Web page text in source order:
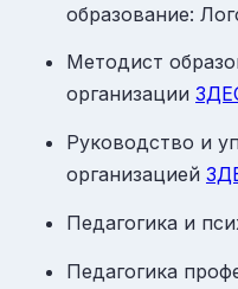
образование:
Методист
организации
Руководство и
организацией
Педагогика и
Педагогика